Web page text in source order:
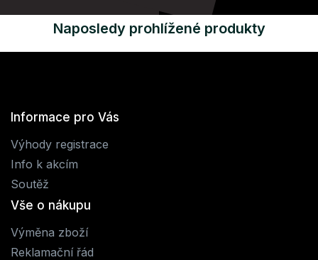
Naposledy prohlížené produkty
Informace pro Vás
Výhody registrace
Info k akcím
Soutěž
Vše o nákupu
Výměna zboží
Reklamační řád